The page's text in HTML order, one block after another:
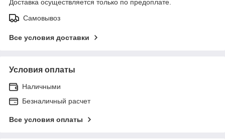
Доставка осуществляется только по предоплате.
Самовывоз
Все условия доставки
Условия оплаты
Наличными
Безналичный расчет
Все условия оплаты